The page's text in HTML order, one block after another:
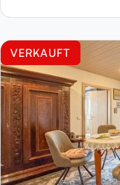
VERKAUFT